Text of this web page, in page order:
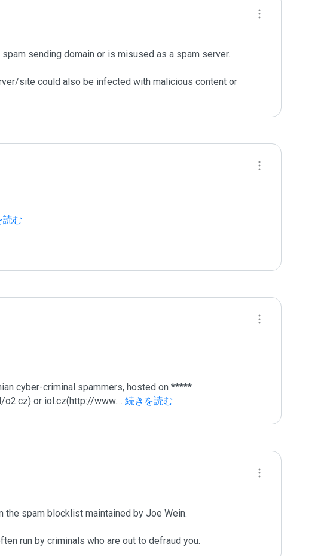
sending domain or is misused as a spam server.
site could also be infected with malicious content or
読む
cyber-criminal spammers, hosted on *****
or iol.cz(http://www.... 続きを読む
spam blocklist maintained by Joe Wein.
run by criminals who are out to defraud you.